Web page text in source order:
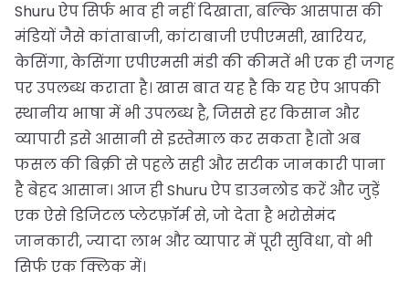
Shuru ऐप सिर्फ भाव ही नहीं दिखाता, बल्कि आसपास की
मंडियों जैसे कांताबाजी, कांटाबाजी एपीएमसी, खारियर,
केसिंगा, केसिंगा एपीएमसी मंडी की कीमतें भी एक ही जगह
पर उपलब्ध कराता है। खास बात यह है कि यह ऐप आपकी
स्थानीय भाषा में भी उपलब्ध है, जिससे हर किसान और
व्यापारी इसे आसानी से इस्तेमाल कर सकता है।तो अब
फसल की बिक्री से पहले सही और सटीक जानकारी पाना
है बेहद आसान। आज ही Shuru ऐप डाउनलोड करें और जुड़ें
एक ऐसे डिजिटल प्लेटफ़ॉर्म से, जो देता है भरोसेमंद
जानकारी, ज्यादा लाभ और व्यापार में पूरी सुविधा, वो भी
सिर्फ एक क्लिक में।